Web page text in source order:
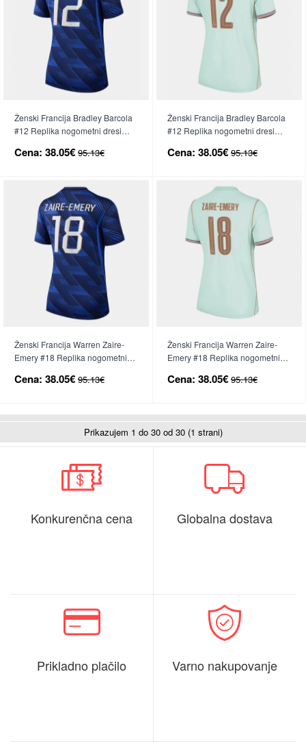
Ženski Francija Bradley Barcola
#12 Replika nogometni dresi
Cena: 38.05€ 95.13€
Ženski Francija Bradley Barcola
#12 Replika nogometni dresi
Cena: 38.05€ 95.13€
Ženski Francija Warren Zaire-
Emery #18 Replika nogometni
Rokav
Cena: 38.05€ 95.13€
Ženski Francija Warren Zaire-
Emery #18 Replika nogometni
Rokav
Cena: 38.05€ 95.13€
Prikazujem 1 do 30 od 30 (1 strani)
Konkurenčna cena Globalna dostava
Prikladno plačilo Varno nakupovanje